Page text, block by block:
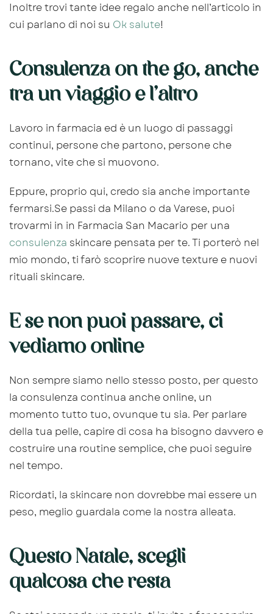
Inoltre trovi tante idee regalo anche nell’articolo in
cui parlano di noi su Ok salute!
Consulenza on the go, anche
tra un viaggio e l’altro
Lavoro in farmacia ed è un luogo di passaggi
continui, persone che partono, persone che
tornano, vite che si muovono.
Eppure, proprio qui, credo sia anche importante
fermarsi.Se passi da Milano o da Varese, puoi
trovarmi in in Farmacia San Macario per una
consulenza skincare pensata per te. Ti porterò nel
mio mondo, ti farò scoprire nuove texture e nuovi
rituali skincare.
E se non puoi passare, ci
vediamo online
Non sempre siamo nello stesso posto, per questo
la consulenza continua anche online, un
momento tutto tuo, ovunque tu sia. Per parlare
della tua pelle, capire di cosa ha bisogno davvero e
costruire una routine semplice, che puoi seguire
nel tempo.
Ricordati, la skincare non dovrebbe mai essere un
peso, meglio guardala come la nostra alleata.
Questo Natale, scegli
qualcosa che resta